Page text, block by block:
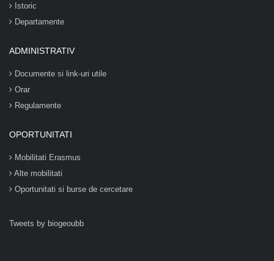
Istoric
Departamente
ADMINISTRATIV
Documente si link-uri utile
Orar
Regulamente
OPORTUNITATI
Mobilitati Erasmus
Alte mobilitati
Oportunitati si burse de cercetare
Tweets by biogeoubb